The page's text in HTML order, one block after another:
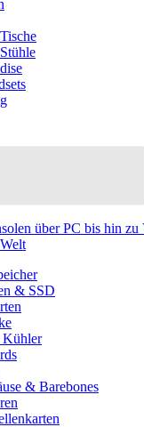
über PC bis hin zu
& SSD
& Barebones